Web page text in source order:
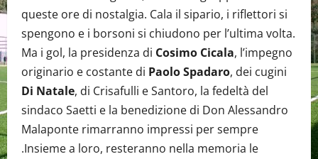
queste ore di nostalgia. Cala il sipario, i riflettori si
spengono e i borsoni si chiudono per l’ultima volta.
Ma i gol, la presidenza di Cosimo Cicala, l’impegno
originario e costante di Paolo Spadaro, dei cugini
Di Natale, di Crisafulli e Santoro, la fedeltà del
sindaco Saetti e la benedizione di Don Alessandro
Malaponte rimarranno impressi per sempre
.Insieme a loro, resteranno nella memoria le